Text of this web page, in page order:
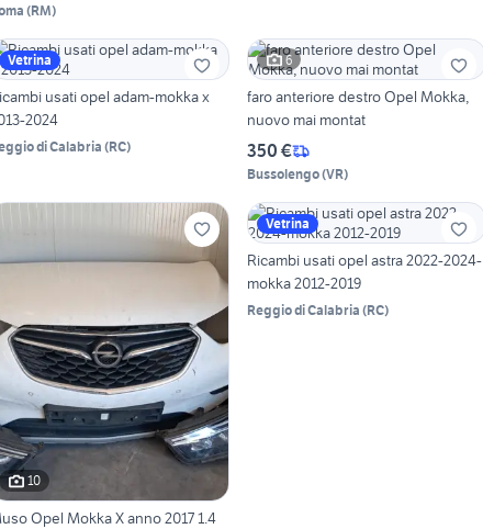
(RM)
Vetrina
usati opel adam-mokka x
2024
di Calabria (RC)
6
faro anteriore destro Opel Mokka,
nuovo mai montat
350 €
Bussolengo(VR)
10
Opel Mokka X anno 2017 1.4
Vetrina
Ricambi usati opel astra 2022-2024-
mokka 2012-2019
Reggio di Calabria (RC)